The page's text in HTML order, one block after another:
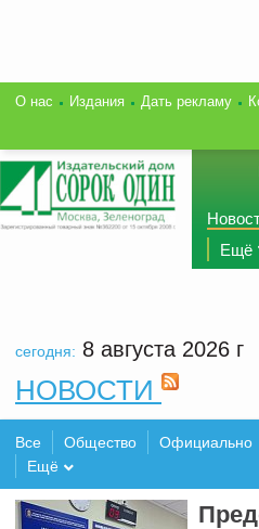
О нас Издания Дать рекламу
Ещё
сегодня: 8 августа 2026 г
НОВОСТИ
Все Общество Официально
Ещё